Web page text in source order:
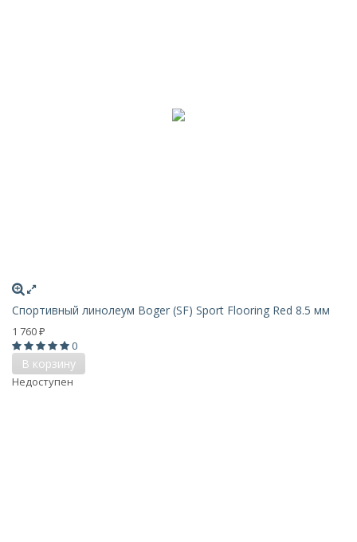
Спортивный линолеум Boger (SF) Sport Flooring Red 8.5 мм
1 760 ₽
0
В корзину
Недоступен